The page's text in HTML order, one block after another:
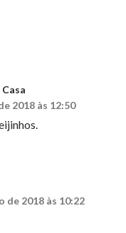
2018 às 12:50
de 2018 às 10:22